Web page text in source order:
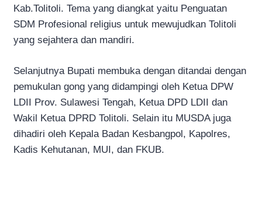
Kab.Tolitoli. Tema yang diangkat yaitu Penguatan
SDM Profesional religius untuk mewujudkan Tolitoli
yang sejahtera dan mandiri.
Selanjutnya Bupati membuka dengan ditandai dengan
pemukulan gong yang didampingi oleh Ketua DPW
LDII Prov. Sulawesi Tengah, Ketua DPD LDII dan
Wakil Ketua DPRD Tolitoli. Selain itu MUSDA juga
dihadiri oleh Kepala Badan Kesbangpol, Kapolres,
Kadis Kehutanan, MUI, dan FKUB.